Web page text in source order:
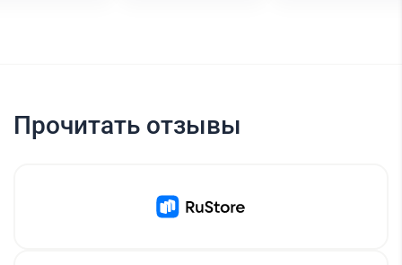
Прочитать отзывы